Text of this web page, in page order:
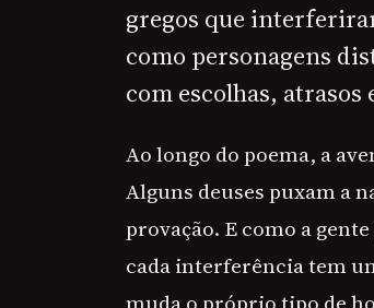
gregos que
como personagens
com escolhas, atrasos
Ao longo do poema, a
Alguns deuses puxam a
provação. E como a
cada interferência tem